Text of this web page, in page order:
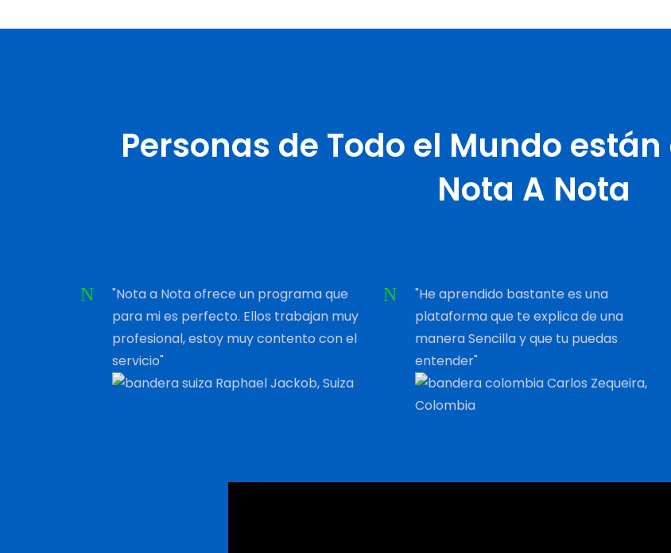
Personas de Todo el Mundo
Nota A Nota
"Nota a Nota ofrece un programa que
para mi es perfecto. Ellos trabajan muy
profesional, estoy muy contento con el
servicio"
Raphael Jackob, Suiza
"He aprendido bastante es una
plataforma que te explica de una
manera Sencilla y que tu puedas
entender"
Carlos Zequeira,
Colombia